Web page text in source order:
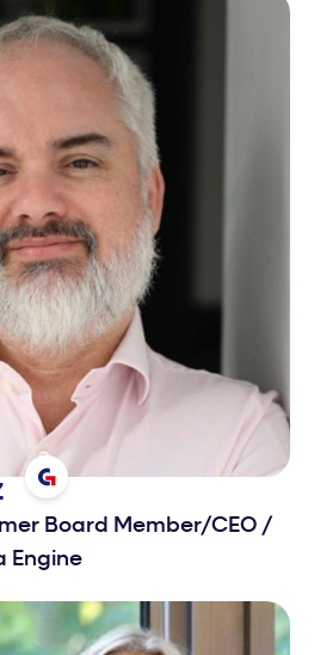
Board Member/CEO /
Engine